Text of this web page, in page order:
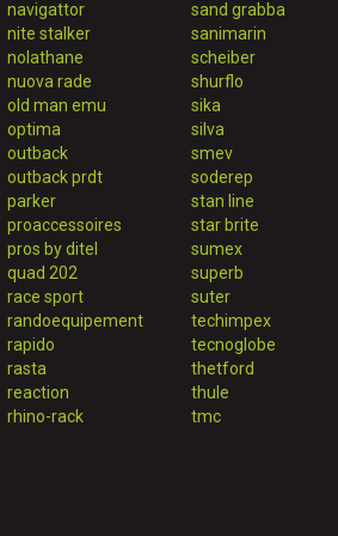
navigattor
nite stalker
nolathane
nuova rade
old man emu
optima
outback
outback prdt
parker
proaccessoires
pros by ditel
quad 202
race sport
randoequipement
rapido
rasta
reaction
rhino-rack
sand grabba
sanimarin
scheiber
shurflo
sika
silva
smev
soderep
stan line
star brite
sumex
superb
suter
techimpex
tecnoglobe
thetford
thule
tmc